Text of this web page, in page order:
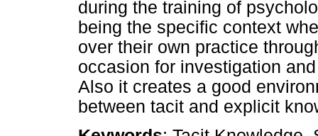
during the training of
being the specific context
over their own practice
occasion for investigation
Also it creates a good
between tacit and explicit